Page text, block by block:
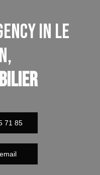
in Le
71 85